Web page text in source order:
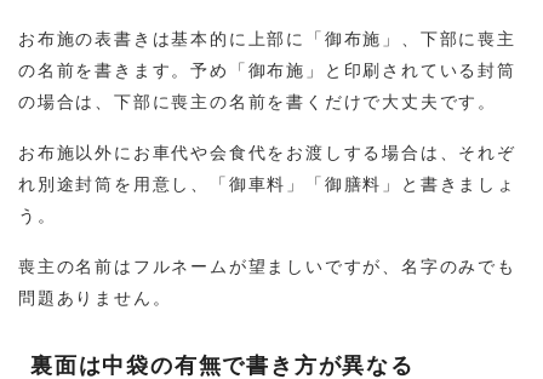
お布施の表書きは基本的に上部に「御布施」、下部に喪主
の名前を書きます。予め「御布施」と印刷されている封筒
の場合は、下部に喪主の名前を書くだけで大丈夫です。
お布施以外にお車代や会食代をお渡しする場合は、それぞ
れ別途封筒を用意し、「御車料」「御膳料」と書きましょ
う。
喪主の名前はフルネームが望ましいですが、名字のみでも
問題ありません。
裏面は中袋の有無で書き方が異なる